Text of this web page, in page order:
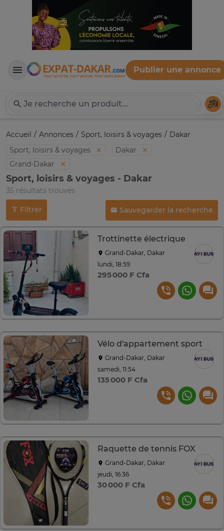
Expat-Dakar
Publier une annonce
Accueil Annonces Sport, loisirs & voyages
Dakar
Sport, loisirs & voyages
Dakar
Grand-Dakar
Sport, loisirs & voyages - Dakar
35 résultats trouvés
Filtrer Sauvegarder la recherche
Trottinette électrique
Grand-Dakar, Dakar
lundi, 18:59
295 000 F Cfa
Vélo d'appartement sport
Grand-Dakar, Dakar
samedi, 11:54
135 000 F Cfa
Raquette de tennis FOX
Grand-Dakar, Dakar
jeudi, 16:36
30 000 F Cfa